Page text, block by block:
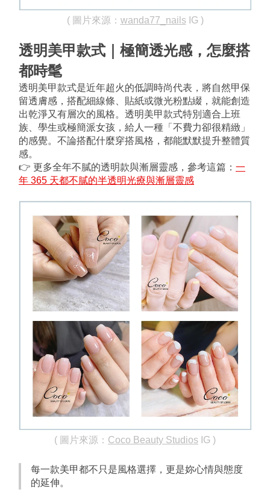
( 圖片來源： wanda77_nails IG )
透明美甲款式｜極簡透光感，怎麼搭
都時髦
透明美甲款式是近年超火的低調時尚代表，將自然甲保
留透膚感，搭配細線條、貼紙或微光粉點綴，就能創造
出乾淨又有層次的風格。透明美甲款式特別適合上班
族、學生或極簡派女孩，給人一種「不費力卻很精緻」
的感覺。不論搭配什麼穿搭風格，都能默默提升整體質
感。
👉 更多全年不膩的透明款與漸層靈感，參考這篇： 一
年 365 天都不膩的半透明光療與漸層靈感
( 圖片來源： Coco Beauty Studios IG )
每一款美甲都不只是風格選擇，更是妳心情與態度
的延伸。